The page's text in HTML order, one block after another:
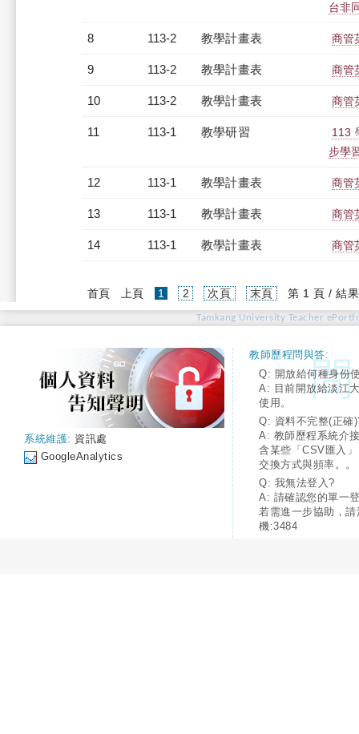
台非
8 113-2 教學計畫表 商管
9 113-2 教學計畫表 商管
10 113-2 教學計畫表 商管
11 113-1 教學研習
113
步學
12 113-1 教學計畫表 商管
13 113-1 教學計畫表 商管
14 113-1 教學計畫表 商管
首頁 上頁 1 (current)
2 次頁 末頁 第 1 頁 / 結
Tamkang University Teacher
系統維護: 資訊處
GoogleAnalytics
教師歷程問與答:
Q: 開放給何種身份
A: 目前開放給淡江
使用。
Q: 資料不完整(正確
A: 教師歷程系統介
含某些「CSV匯入
交換方式與頻率。。
Q: 我無法登入?
A: 請確認您的單一
若需進一步協助，
機:3484